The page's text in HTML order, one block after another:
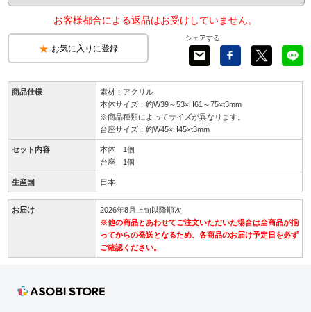
お客様都合による返品はお受けしていません。
お気に入りに登録
シェアする
商品仕様
素材：アクリル
本体サイズ：約W39～53×H61～75×t3mm
※商品種類によってサイズが異なります。
台座サイズ：約W45×H45×t3mm
セット内容
本体 1個
台座 1個
生産国 日本
お届け
2026年8月上旬以降順次
※他の商品とあわせてご注文いただいた場合は全商品が揃
ってからの発送となるため、各商品のお届け予定日を必ず
ご確認ください。